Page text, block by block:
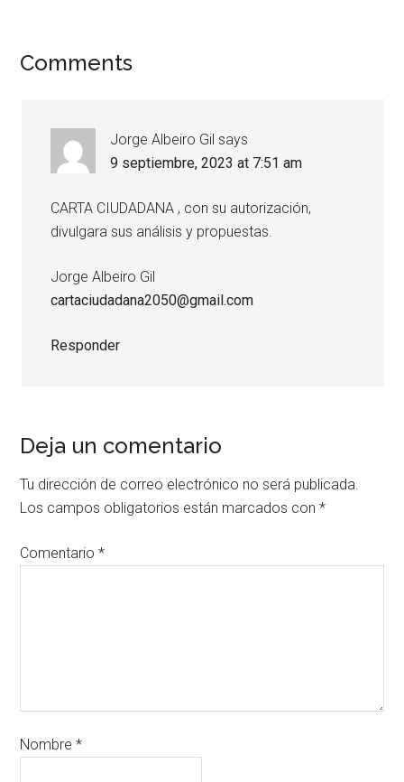
Comments
Jorge Albeiro Gil says
9 septiembre, 2023 at 7:51 am
CARTA CIUDADANA , con su autorización,
divulgara sus análisis y propuestas.
Jorge Albeiro Gil
cartaciudadana2050@gmail.com
Responder
Deja un comentario
Tu dirección de correo electrónico no será publicada.
Los campos obligatorios están marcados con*
Comentario*
Nombre*